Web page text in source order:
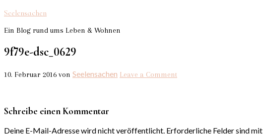
Seelensachen
Ein Blog rund ums Leben & Wohnen
9f79e-dsc_0629
10. Februar 2016 von Seelensachen Leave a Comment
Schreibe einen Kommentar
Deine E-Mail-Adresse wird nicht veröffentlicht. Erforderliche Felder sind mit